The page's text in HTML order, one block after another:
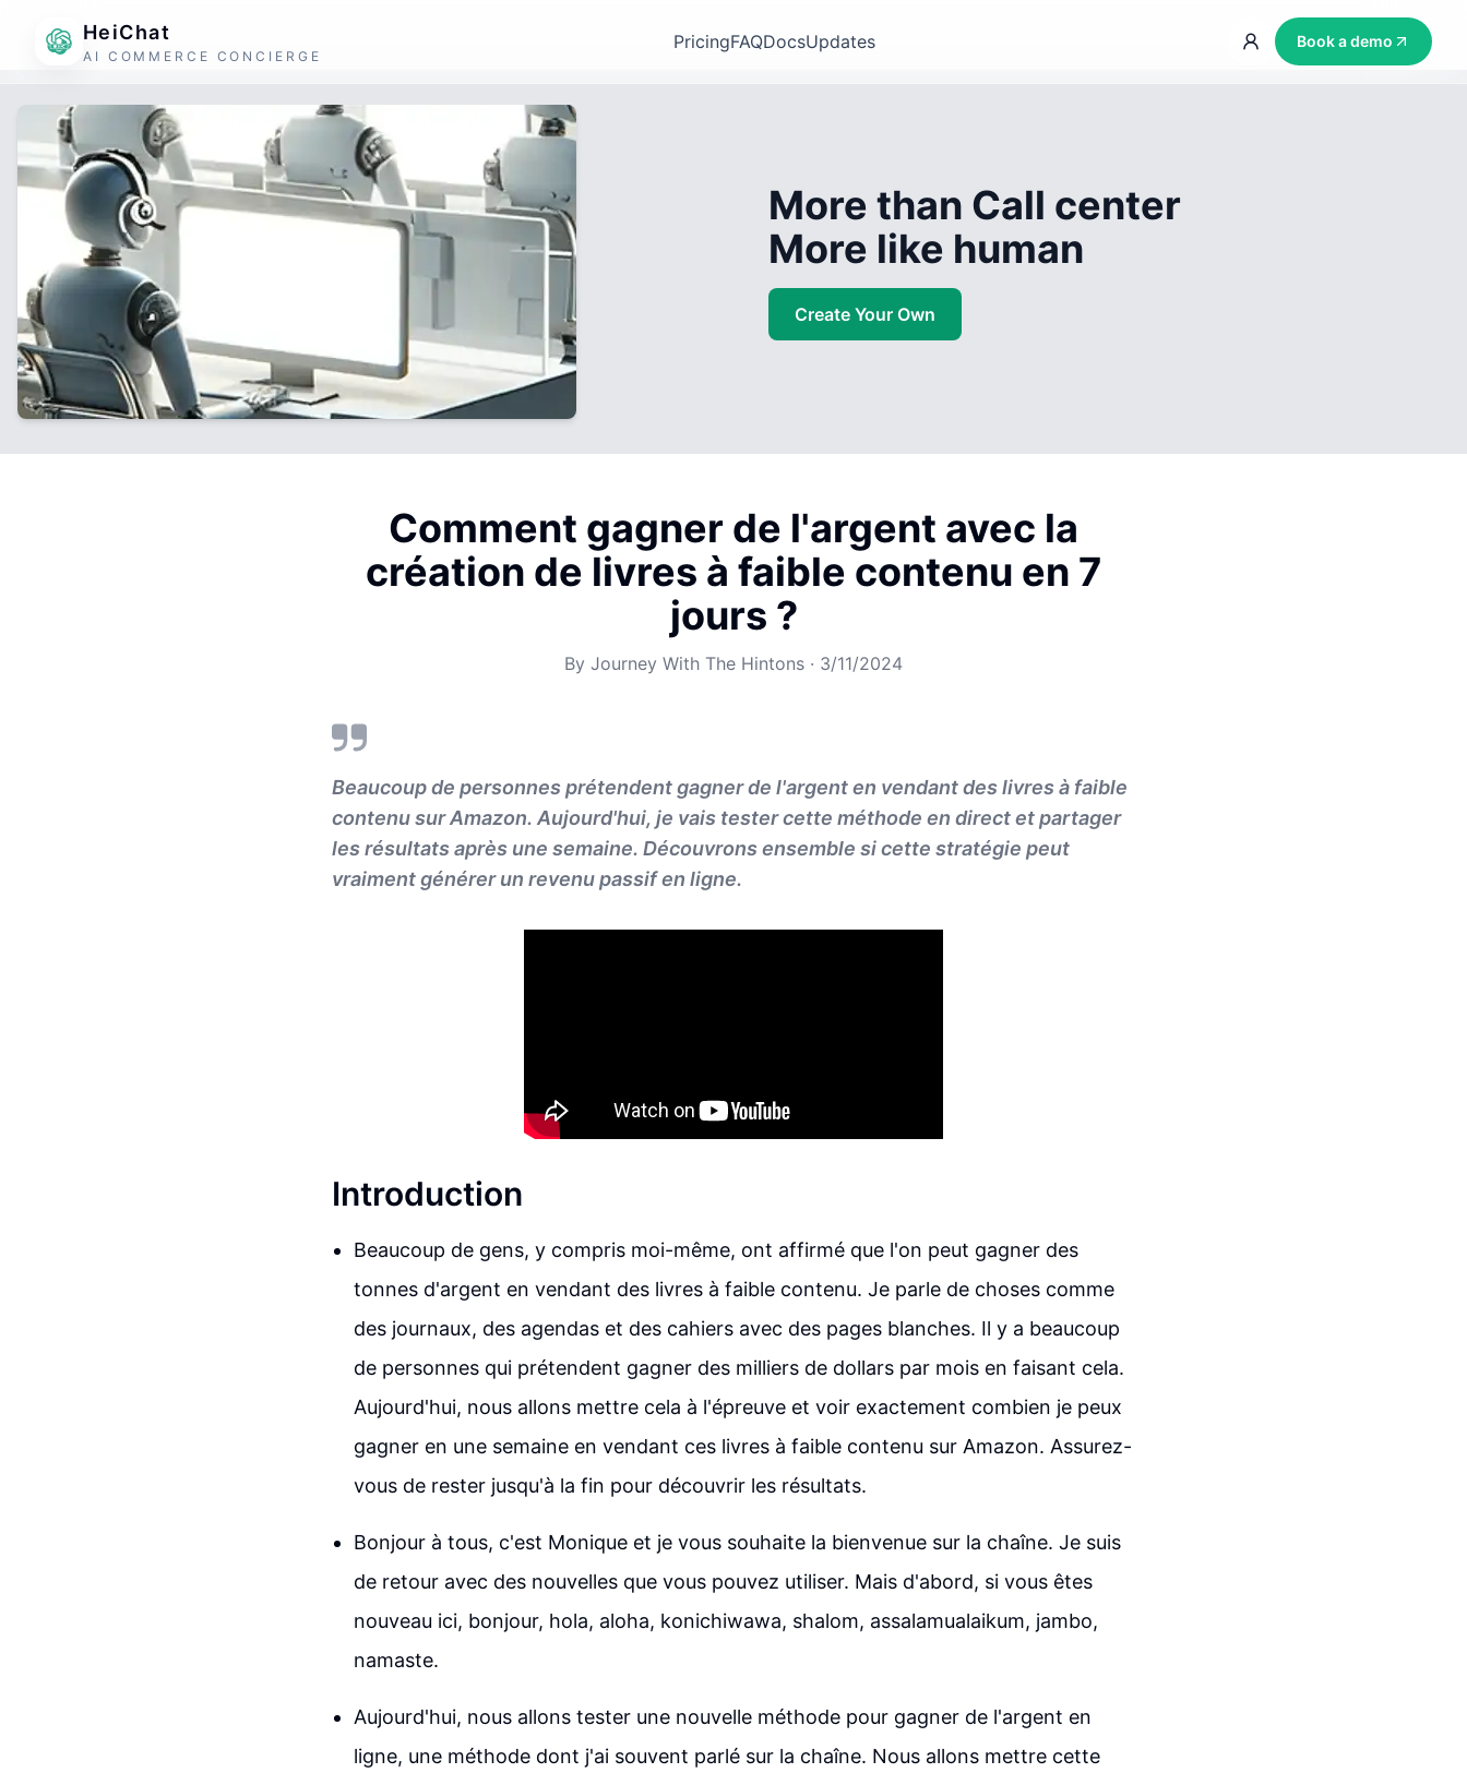
HeiChat
AI COMMERCE CONCIERGE
PricingFAQDocsUpdates Book a demo
More than Call center
More like human
Create Your Own
Comment gagner de l'argent avec la
création de livres à faible contenu en 7
jours ?
By Journey With The Hintons · 3/11/2024
Beaucoup de personnes prétendent gagner de l'argent en vendant des livres à faible
contenu sur Amazon. Aujourd'hui, je vais tester cette méthode en direct et partager
les résultats après une semaine. Découvrons ensemble si cette stratégie peut
vraiment générer un revenu passif en ligne.
Introduction
Beaucoup de gens, y compris moi-même, ont affirmé que l'on peut gagner des
tonnes d'argent en vendant des livres à faible contenu. Je parle de choses comme
des journaux, des agendas et des cahiers avec des pages blanches. Il y a beaucoup
de personnes qui prétendent gagner des milliers de dollars par mois en faisant cela.
Aujourd'hui, nous allons mettre cela à l'épreuve et voir exactement combien je peux
gagner en une semaine en vendant ces livres à faible contenu sur Amazon. Assurez-
vous de rester jusqu'à la fin pour découvrir les résultats.
Bonjour à tous, c'est Monique et je vous souhaite la bienvenue sur la chaîne. Je suis
de retour avec des nouvelles que vous pouvez utiliser. Mais d'abord, si vous êtes
nouveau ici, bonjour, hola, aloha, konichiwawa, shalom, assalamualaikum, jambo,
namaste.
Aujourd'hui, nous allons tester une nouvelle méthode pour gagner de l'argent en
ligne, une méthode dont j'ai souvent parlé sur la chaîne. Nous allons mettre cette